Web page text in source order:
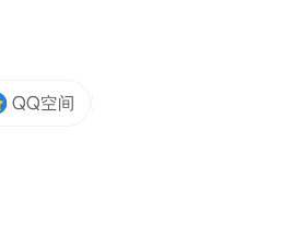
颖，既有趣又能宣传家